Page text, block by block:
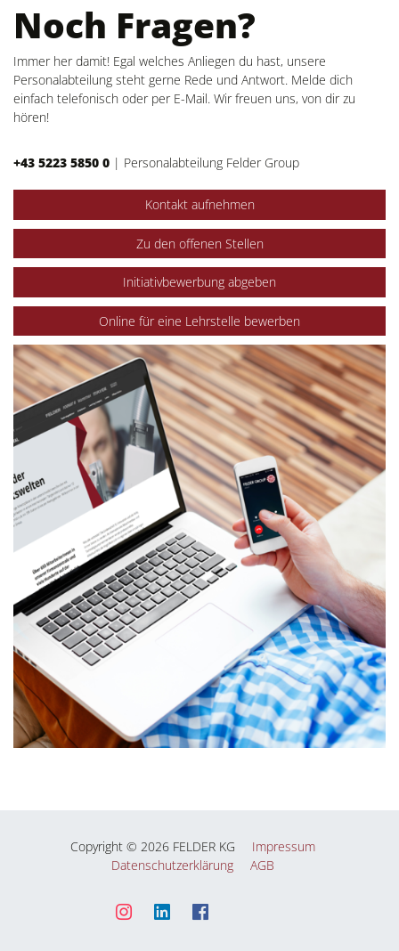
Noch Fragen?
Immer her damit! Egal welches Anliegen du hast, unsere
Personalabteilung steht gerne Rede und Antwort. Melde dich
einfach telefonisch oder per E-Mail. Wir freuen uns, von dir zu
hören!
+43 5223 5850 0 | Personalabteilung Felder Group
Kontakt aufnehmen
Zu den offenen Stellen
Initiativbewerbung abgeben
Online für eine Lehrstelle bewerben
Copyright © 2026 FELDER KG
Impressum
Datenschutzerklärung
AGB